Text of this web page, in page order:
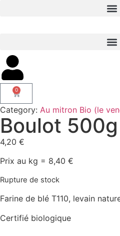
0
Category: Au mitron Bio (le
Boulot
4,20 €
Prix au kg = 8,40 €
Rupture de stock
Farine de blé T110, levain
Certifié biologique